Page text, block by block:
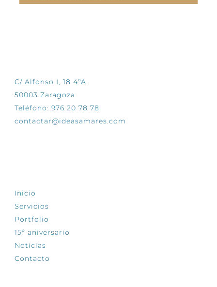
C/ Alfonso I, 18 4ºA
50003 Zaragoza
Teléfono: 976 20 78 78
contactar@ideasamares.com
Inicio
Servicios
Portfolio
15º aniversario
Noticias
Contacto